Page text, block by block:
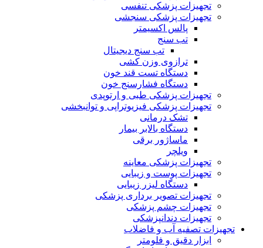
تجهیزات پزشکی تنفسی
تجهیزات پزشکی سنجشی
پالس اکسیمتر
تب سنج
تب سنج دیجیتال
ترازوی وزن کشی
دستگاه تست قند خون
دستگاه فشارسنج خون
تجهیزات پزشکی طبی و ارتوپدی
تجهیزات پزشکی فیزیوتراپی و توانبخشی
تشک درمانی
دستگاه بالابر بیمار
ماساژور برقی
ویلچر
تجهیزات پزشکی معاینه
تجهیزات پوست و زیبایی
دستگاه لیزر زیبایی
تجهیزات تصویر برداری پزشکی
تجهیزات چشم پزشکی
تجهیزات دندانپزشکی
تجهیزات تصفیه آب و فاضلاب
ابزار دقیق و فلومتر